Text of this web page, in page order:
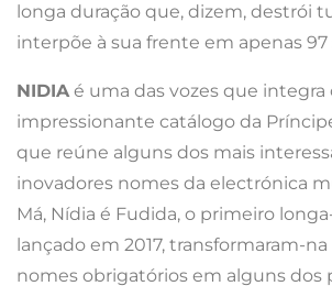
longa duração que, dizem, destrói
interpõe à sua frente em apenas
NIDIAé uma das vozes que integra
impressionante catálogo da
que reúne alguns dos mais
inovadores nomes da electrónica
Má, Nídia é Fudida, o primeiro
lançado em 2017, transformaram-
nomes obrigatórios em alguns dos